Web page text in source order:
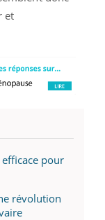
et
pour
révolution